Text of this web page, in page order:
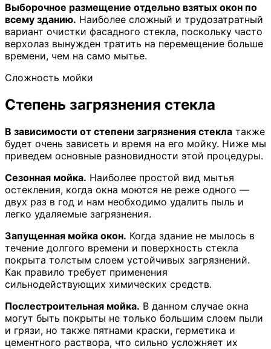
Выборочное размещение отдельно взятых окон по
всему зданию. Наиболее сложный и трудозатратный
вариант очистки фасадного стекла, поскольку часто
верхолаз вынужден тратить на перемещение больше
времени, чем на само мытье.
Сложность мойки
Степень загрязнения стекла
В зависимости от степени загрязнения стекла также
будет очень зависеть и время на его мойку. Ниже мы
приведем основные разновидности этой процедуры.
Сезонная мойка. Наиболее простой вид мытья
остекления, когда окна моются не реже одного —
двух раз в год и нам необходимо удалить пыль и
легко удаляемые загрязнения.
Запущенная мойка окон. Когда здание не мылось в
течение долгого времени и поверхность стекла
покрыта толстым слоем устойчивых загрязнений.
Как правило требует применения
сильнодействующих химических средств.
Послестроительная мойка. В данном случае окна
могут быть покрыты не только большим слоем пыли
и грязи, но также пятнами краски, герметика и
цементного раствора, что сильно усложняет их